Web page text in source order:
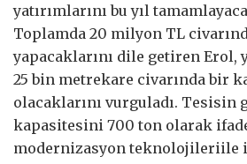
yatırımlarını bu yıl
Toplamda 20 milyon TL
yapacaklarını dile getiren Erol,
25 bin metrekare civarında bir
olacaklarını vurguladı. Tesisin
kapasitesini 700 ton olarak
modernizasyon teknolojileriile